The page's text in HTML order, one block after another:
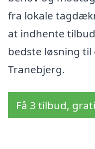
fra lokale
at indhente
bedste løsning
Tranebjerg.
Få 3 tilbud,